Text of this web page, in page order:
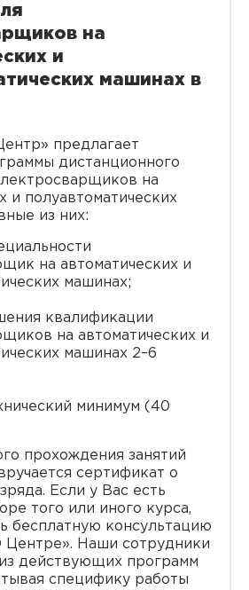
на
и
машинах в
предлагает
дистанционного
на
и полуавтоматических
из них:
на автоматических и
машинах;
квалификации
на автоматических и
машинах 2–6
минимум (40
прохождения занятий
сертификат о
Если у Вас есть
того или иного курса,
бесплатную консультацию
Наши сотрудники
действующих программ
специфику работы